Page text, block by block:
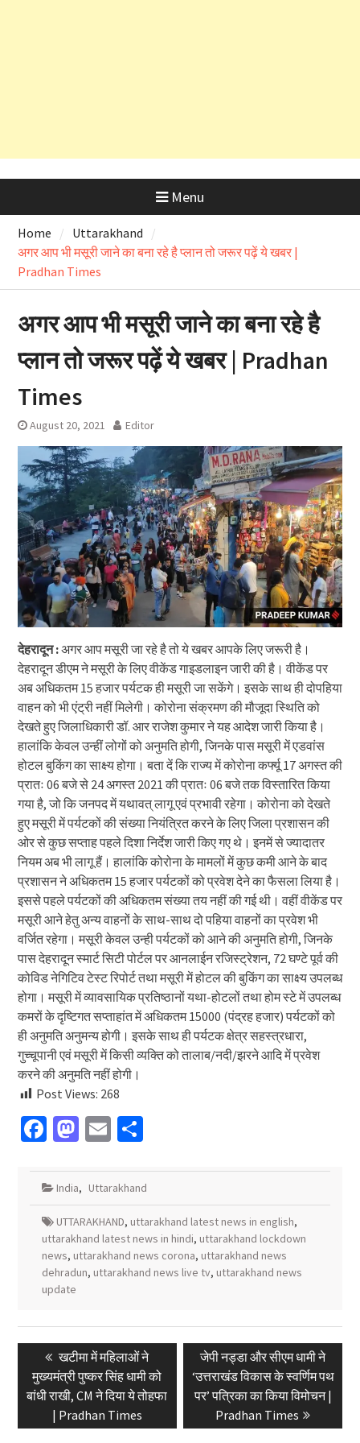
Menu
Home
Uttarakhand
अगर आप भी मसूरी जाने का बना रहे है प्लान तो जरूर पढ़ें ये खबर |
Pradhan Times
अगर आप भी मसूरी जाने का बना रहे है
प्लान तो जरूर पढ़ें ये खबर | Pradhan
Times
August 20, 2021 Editor
देहरादून :अगर आप मसूरी जा रहे है तो ये खबर आपके लिए जरूरी है।
देहरादून डीएम ने मसूरी के लिए वीकेंड गाइडलाइन जारी की है। वीकेंड पर
अब अधिकतम 15 हजार पर्यटक ही मसूरी जा सकेंगे। इसके साथ ही दोपहिया
वाहन को भी एंट्री नहीं मिलेगी। कोरोना संक्रमण की मौजूदा स्थिति को
देखते हुए जिलाधिकारी डॉ. आर राजेश कुमार ने यह आदेश जारी किया है।
हालांकि केवल उन्हीं लोगों को अनुमति होगी, जिनके पास मसूरी में एडवांस
होटल बुकिंग का साक्ष्य होगा। बता दें कि राज्य में कोरोना कर्फ्यू 17 अगस्त की
प्रातः 06 बजे से 24 अगस्त 2021 की प्रातः 06 बजे तक विस्तारित किया
गया है, जो कि जनपद में यथावत् लागू एवं प्रभावी रहेगा। कोरोना को देखते
हुए मसूरी में पर्यटकों की संख्या नियंत्रित करने के लिए जिला प्रशासन की
ओर से कुछ सप्ताह पहले दिशा निर्देश जारी किए गए थे। इनमें से ज्यादातर
नियम अब भी लागू हैं। हालांकि कोरोना के मामलों में कुछ कमी आने के बाद
प्रशासन ने अधिकतम 15 हजार पर्यटकों को प्रवेश देने का फैसला लिया है।
इससे पहले पर्यटकों की अधिकतम संख्या तय नहीं की गई थी। वहीं वीकेंड पर
मसूरी आने हेतु अन्य वाहनों के साथ-साथ दो पहिया वाहनों का प्रवेश भी
वर्जित रहेगा। मसूरी केवल उन्ही पर्यटकों को आने की अनुमति होगी, जिनके
पास देहरादून स्मार्ट सिटी पोर्टल पर आनलाईन रजिस्ट्रेशन, 72 घण्टे पूर्व की
कोविड नेगिटिव टेस्ट रिपोर्ट तथा मसूरी में होटल की बुकिंग का साक्ष्य उपलब्ध
होगा। मसूरी में व्यावसायिक प्रतिष्ठानों यथा-होटलों तथा होम स्टे में उपलब्ध
कमरों के दृष्टिगत सप्ताहांत में अधिकतम 15000 (पंद्रह हजार) पर्यटकों को
ही अनुमति अनुमन्य होगी। इसके साथ ही पर्यटक क्षेत्र सहस्त्रधारा,
गुच्चूपानी एवं मसूरी में किसी व्यक्ति को तालाब/नदी/झरने आदि में प्रवेश
करने की अनुमति नहीं होगी।
Post Views: 268
Facebook
Mastodon
EmailShare
India, Uttarakhand
UTTARAKHAND, uttarakhand latest news in english,
uttarakhand latest news in hindi, uttarakhand lockdown
news, uttarakhand news corona, uttarakhand news
dehradun, uttarakhand news live tv, uttarakhand news
update
Post
navigation
Previous
post:
खटीमा में महिलाओं ने
मुख्यमंत्री पुष्कर सिंह धामी को
बांधी राखी, CM ने दिया ये तोहफा
| Pradhan Times
Next
post:
जेपी नड्डा और सीएम धामी ने
‘उत्तराखंड विकास के स्वर्णिम पथ
पर’ पत्रिका का किया विमोचन |
Pradhan Times